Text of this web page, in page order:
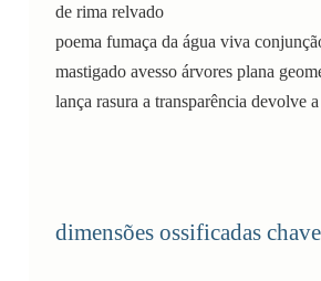
de rima relvado
poema fumaça da água viva
mastigado avesso árvores plana
dimensões ossificadas